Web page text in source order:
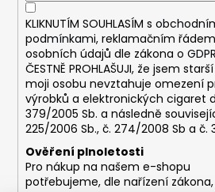
KLIKNUTÍM SOUHLASÍM s
podmínkami, reklamačním
osobních údajů dle zákona o GDPR
ČESTNĚ PROHLAŠUJI, že jsem
moji osobu nevztahuje omezení
výrobků a elektronických cigaret
379/2005 Sb. a následně
225/2006 Sb., č. 274/2008 Sb a č.
Ověření plnoletosti
Pro nákup na našem e-shopu
potřebujeme, dle nařízení